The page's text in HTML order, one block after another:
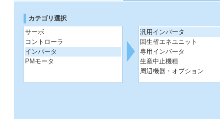
カテゴリ選択
サーボ
コントローラ
インバータ
PMモータ
汎用インバータ
回生省エネユニット
専用インバータ
生産中止機種
周辺機器・オプション